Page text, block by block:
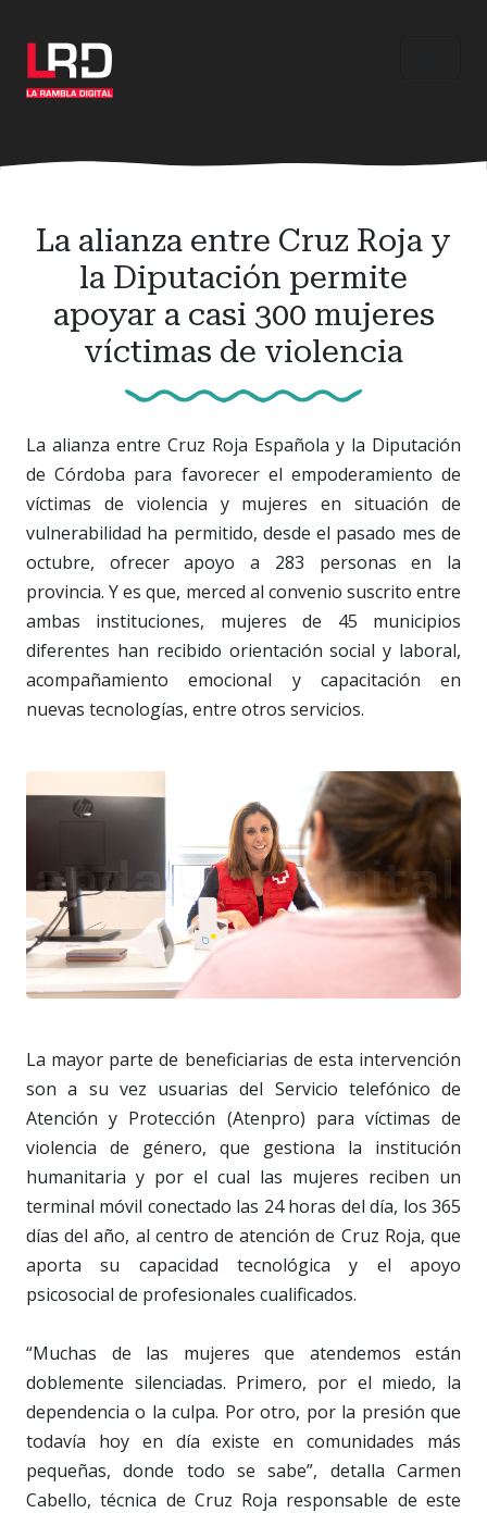
contenido
principal
La alianza entre Cruz Roja y
la Diputación permite
apoyar a casi 300 mujeres
víctimas de violencia
La alianza entre Cruz Roja Española y la Diputación
de Córdoba para favorecer el empoderamiento de
víctimas de violencia y mujeres en situación de
vulnerabilidad ha permitido, desde el pasado mes de
octubre, ofrecer apoyo a 283 personas en la
provincia. Y es que, merced al convenio suscrito entre
ambas instituciones, mujeres de 45 municipios
diferentes han recibido orientación social y laboral,
acompañamiento emocional y capacitación en
nuevas tecnologías, entre otros servicios.
La mayor parte de beneficiarias de esta intervención
son a su vez usuarias del Servicio telefónico de
Atención y Protección (Atenpro) para víctimas de
violencia de género, que gestiona la institución
humanitaria y por el cual las mujeres reciben un
terminal móvil conectado las 24 horas del día, los 365
días del año, al centro de atención de Cruz Roja, que
aporta su capacidad tecnológica y el apoyo
psicosocial de profesionales cualificados.
“Muchas de las mujeres que atendemos están
doblemente silenciadas. Primero, por el miedo, la
dependencia o la culpa. Por otro, por la presión que
todavía hoy en día existe en comunidades más
pequeñas, donde todo se sabe”, detalla Carmen
Cabello, técnica de Cruz Roja responsable de este